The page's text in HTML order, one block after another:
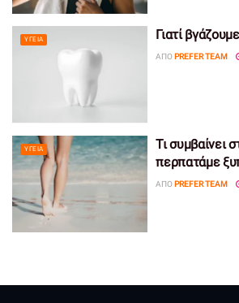
ΥΓΕΊΑ Γιατί
ΑΠΌ PREFER TEAM
ΥΓΕΊΑ
Τι συμβαίνει
περπατάμε
ΑΠΌ PREFER TEAM